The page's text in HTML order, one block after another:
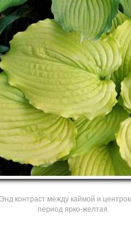
контраст между каймой и
период ярко-желтая.